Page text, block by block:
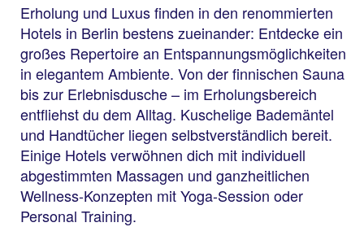
Erholung und Luxus finden in den renommierten
Hotels in Berlin bestens zueinander: Entdecke ein
großes Repertoire an Entspannungsmöglichkeiten
in elegantem Ambiente. Von der finnischen Sauna
bis zur Erlebnisdusche – im Erholungsbereich
entfliehst du dem Alltag. Kuschelige Bademäntel
und Handtücher liegen selbstverständlich bereit.
Einige Hotels verwöhnen dich mit individuell
abgestimmten Massagen und ganzheitlichen
Wellness-Konzepten mit Yoga-Session oder
Personal Training.